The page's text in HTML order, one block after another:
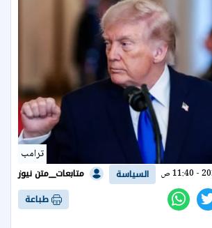
ترامب
السياسة متابعات__متن نيوز
طباعة